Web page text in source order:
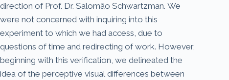
direction of Prof. Dr. Salomão Schwartzman. We
were not concerned with inquiring into this
experiment to which we had access, due to
questions of time and redirecting of work. However,
beginning with this verification, we delineated the
idea of the perceptive visual differences between